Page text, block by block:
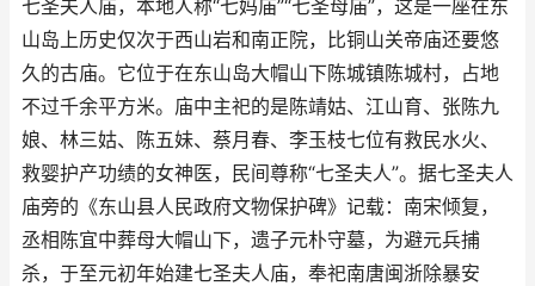
七圣夫人庙，本地人称“七妈庙”“七圣母庙”，这是一座在东
山岛上历史仅次于西山岩和南正院，比铜山关帝庙还要悠
久的古庙。它位于在东山岛大帽山下陈城镇陈城村，占地
不过千余平方米。庙中主祀的是陈靖姑、江山育、张陈九
娘、林三姑、陈五妹、蔡月春、李玉枝七位有救民水火、
救婴护产功绩的女神医，民间尊称“七圣夫人”。据七圣夫人
庙旁的《东山县人民政府文物保护碑》记载：南宋倾复，
丞相陈宜中葬母大帽山下，遗子元朴守墓，为避元兵捕
杀，于至元初年始建七圣夫人庙，奉祀南唐闽浙除暴安